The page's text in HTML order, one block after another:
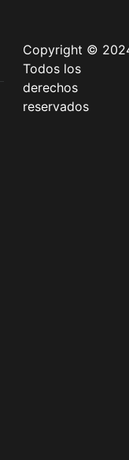
Copyright ©
Todos los
derechos
reservados